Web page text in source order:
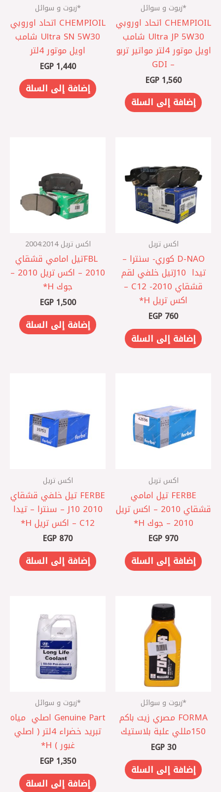
*زيوت و سوائل
CHEMPIOIL اتحاد اوروبي
‎Ultra JP 5W30 شامب
اويل موتور 4لتر مواتير تربو
– GDI
EGP1,560
إضافة إلى السلة
*زيوت و سوائل
CHEMPIOIL اتحاد اوروبي
‎Ultra SN 5W30 شامب
اويل موتور 4لتر
EGP1,440
إضافة إلى السلة
اكس تريل
D-NAO كوري ‎- سنترا –
تيدا J10 ‎تيل خلفي لقم
قشقاي 2010 - C12 –
اكس تريل H*
EGP 760
إضافة إلى السلة
اكس تريل 2004:2014
FBL ‎تيل امامي قشقاي
2010 – اكس تريل 2010 –
جوك H*
EGP1,500
إضافة إلى السلة
اكس تريل
FERBE تيل امامي
قشقاي 2010 – اكس تريل
2010 – جوك ‏H*
EGP 970
إضافة إلى السلة
اكس تريل
FERBE تيل خلفي قشقاي
J10 2010 – سنترا – تيدا
C12 – اكس تريل ‏H*
EGP 870
إضافة إلى السلة
*زيوت و سوائل
FORMA مصري ‎زيت باكم
150مللي علبة بلاستيك
EGP30
إضافة إلى السلة
*زيوت و سوائل
Genuine Part اصلي ‎ مياه
تبريد خضراء 4لتر ( اصلي
غبور ) H*
EGP1,350
إضافة إلى السلة